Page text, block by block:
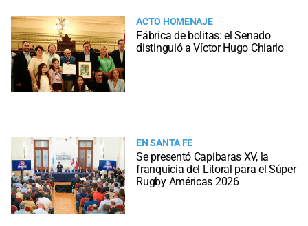
ACTO HOMENAJE
Fábrica de bolitas: el Senado
distinguió a Víctor Hugo Chiarlo
EN SANTA FE
Se presentó Capibaras XV, la
franquicia del Litoral para el Súper
Rugby Américas 2026